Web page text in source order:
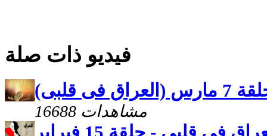
فيديو ذات صلة
قلبى)
16688 مشاهدات